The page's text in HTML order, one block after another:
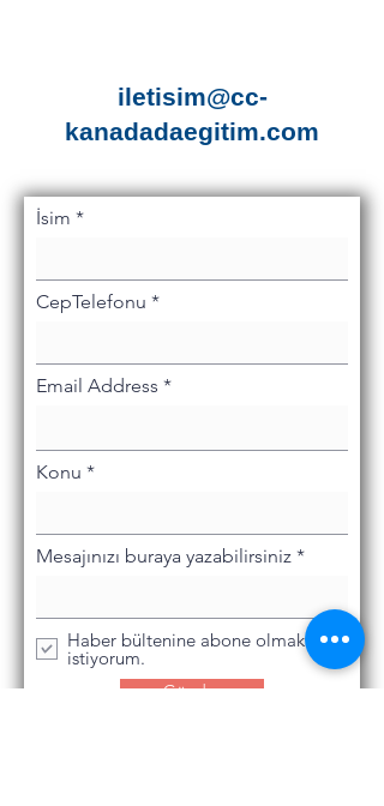
iletisim@cc-
kanadadaegitim.com
İsim
CepTelefonu
Email Address
Konu
Mesajınızı buraya yazabilirsiniz
Haber bültenine abone olmak
istiyorum.
Gönder